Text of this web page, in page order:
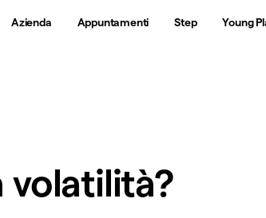
Appuntamenti
Azienda Step Young
volatilità?